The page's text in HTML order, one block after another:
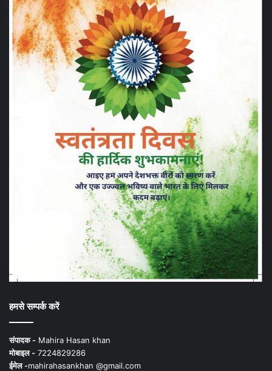
हमसे सम्पर्क करें
संपादक - Mahira Hasan khan
मोबाइल - 7224829286
ईमेल -mahirahasankhan @gmail.com